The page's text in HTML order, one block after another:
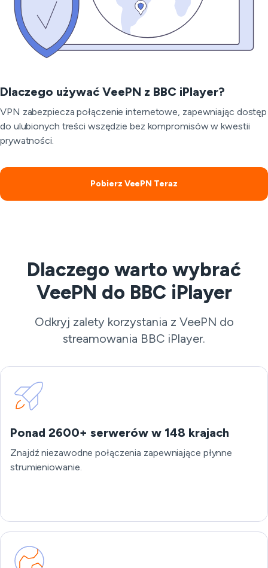
Dlaczego używać VeePN z BBC iPlayer?
VPN zabezpiecza połączenie internetowe, zapewniając dostęp
do ulubionych treści wszędzie bez kompromisów w kwestii
prywatności.
Pobierz VeePN Teraz
Dlaczego warto wybrać
VeePN do BBC iPlayer
Odkryj zalety korzystania z VeePN do
streamowania BBC iPlayer.
Ponad 2600+ serwerów w 148 krajach
Znajdź niezawodne połączenia zapewniające płynne
strumieniowanie.